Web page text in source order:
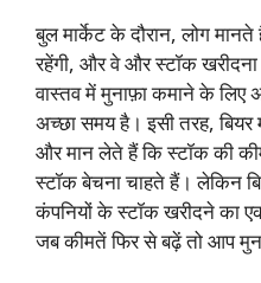
बुल मार्केट के दौरान, लोग
रहेंगी, और वे और स्टॉक
वास्तव में मुनाफ़ा कमाने के
अच्छा समय है। इसी तरह, बियर
और मान लेते हैं कि स्टॉक की
स्टॉक बेचना चाहते हैं। लेकिन
कंपनियों के स्टॉक खरीदने का
जब कीमतें फिर से बढ़ें तो आप